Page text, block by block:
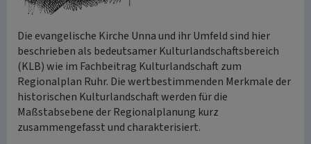
Die evangelische Kirche Unna und ihr Umfeld sind hier
beschrieben als bedeutsamer Kulturlandschaftsbereich
(KLB) wie im Fachbeitrag Kulturlandschaft zum
Regionalplan Ruhr. Die wertbestimmenden Merkmale der
historischen Kulturlandschaft werden für die
Maßstabsebene der Regionalplanung kurz
zusammengefasst und charakterisiert.